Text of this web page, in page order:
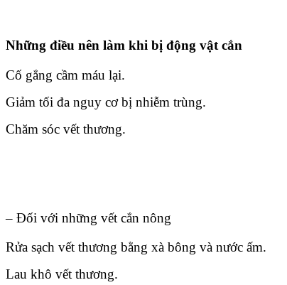
Những điều nên làm khi bị động vật cắn
Cố gắng cầm máu lại.
Giảm tối đa nguy cơ bị nhiễm trùng.
Chăm sóc vết thương.
– Đối với những vết cắn nông
Rửa sạch vết thương bằng xà bông và nước ấm.
Lau khô vết thương.